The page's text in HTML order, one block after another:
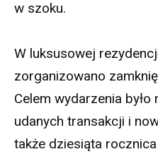
w szoku.
W luksusowej
zorganizowano
Celem wydarzenia
udanych transakcji i
także dziesiąta